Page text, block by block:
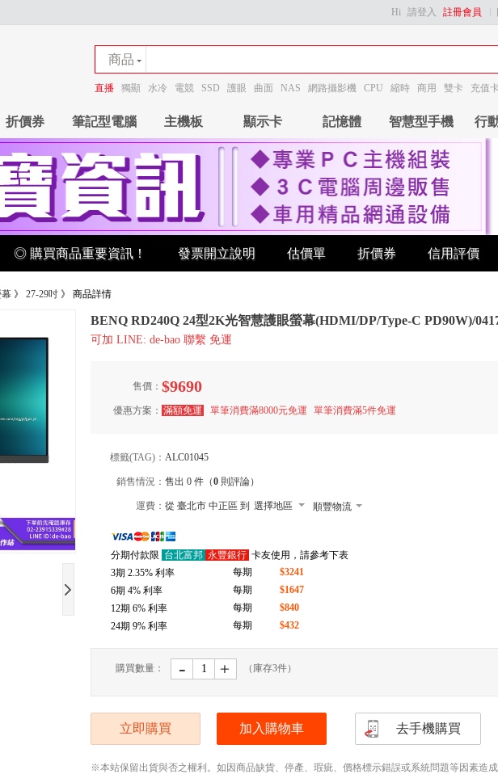
Hi 請登入 註冊會員
商品
商店
直播 獨顯 水冷 電競 SSD 護眼 曲面 NAS 網路攝影機 CPU 縮時 商用 雙卡 充值
折價券 筆記型電腦 主機板 顯示卡 記憶體 智慧型手機 行
◎ 購買商品重要資訊！ 發票開立說明 估價單 折價券 信用評價
幕 》 27-29吋 》 商品詳情
BENQ RD240Q 24型2K光智慧護眼螢幕(HDMI/DP/Type-C PD90W)/
可加 LINE: de-bao 聯繫 免運
售價： $9690
優惠方案： 滿額免運 單筆消費滿8000元免運 單筆消費滿5件免運
標籤(TAG)： ALC01045
銷售情況： 售出 0 件（0 則評論）
運費： 從 臺北市 中正區 到 選擇地區 順豐物流
郵局
分期付款限 台北富邦 永豐銀行 卡友使用，請參考下表
3期 2.35% 利率 每期
$3241
6期 4% 利率 每期
$1647
12期 6% 利率 每期
$840
24期 9% 利率 每期 $432
購買數量： - ﹢ （庫存3件）
立即購買 加入購物車 去手機購買
※本站保留出貨與否之權利。如因商品缺貨、停產、瑕疵、價格標示錯誤或系統問題等因素造